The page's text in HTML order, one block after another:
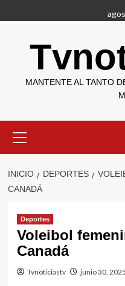
al
MANTENTE AL TANTO
primario
INICIO DEPORTES
CANADÁ
Deportes
Voleibol
Canadá
Tvnoticiastv junio 30, 2025